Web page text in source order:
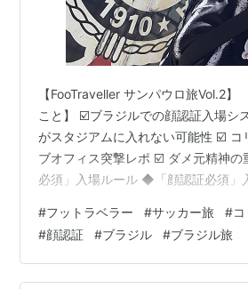
【FooTraveller サンパウロ旅Vol.2】
こと】 ☑️ブラジルでの顔認証入場シ
がスタジアムに入れない可能性 ☑️ コ
ブオフィス突撃レポ ☑️ ダメ元精神
必須」入場ルール ◆「顔認証必須」
◆さらなる敵 チケット完売 ◆ブラジ
認証必須」入場ルール 7月から施行さ
「顔認証必須」入場ルール。 その影
するには事前登録が必要だったが…
#フットラベラー #サッカー旅 #
#顔認証 #ブラジル #ブラジル旅